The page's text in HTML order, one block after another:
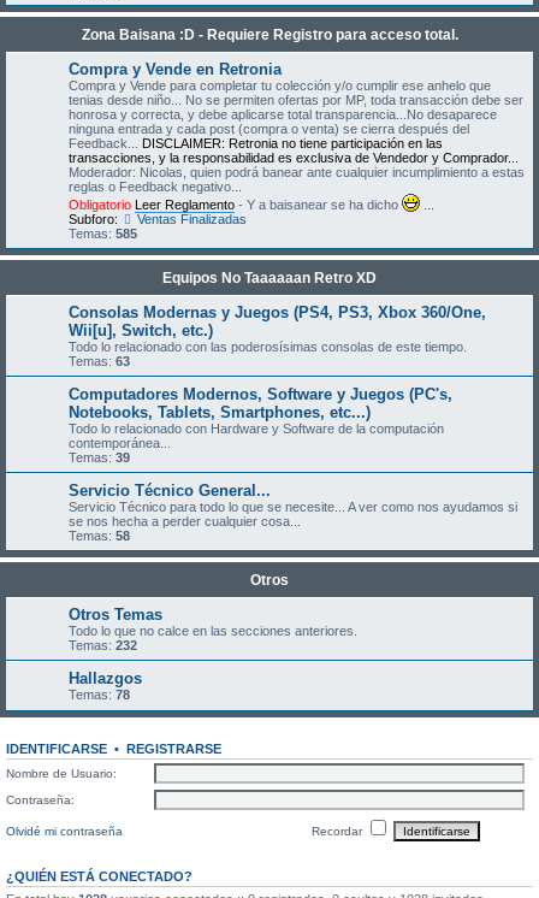
Zona Baisana :D - Requiere Registro para acceso total.
Compra y Vende en Retronia
Compra y Vende para completar tu colección y/o cumplir ese anhelo que
tenias desde niño... No se permiten ofertas por MP, toda transacción debe ser
honrosa y correcta, y debe aplicarse total transparencia...No desaparece
ninguna entrada y cada post (compra o venta) se cierra después del
Feedback... DISCLAIMER: Retronia no tiene participación en las
transacciones, y la responsabilidad es exclusiva de Vendedor y Comprador...
Moderador: Nicolas, quien podrá banear ante cualquier incumplimiento a estas
reglas o Feedback negativo...
Obligatorio Leer Reglamento - Y a baisanear se ha dicho
Subforo:
Ventas Finalizadas
Temas: 585
Equipos No Taaaaaan Retro XD
Consolas Modernas y Juegos (PS4, PS3, Xbox 360/One,
Wii[u], Switch, etc.)
Todo lo relacionado con las poderosísimas consolas de este tiempo.
Temas: 63
Computadores Modernos, Software y Juegos (PC's,
Notebooks, Tablets, Smartphones, etc...)
Todo lo relacionado con Hardware y Software de la computación
contemporánea...
Temas: 39
Servicio Técnico General...
Servicio Técnico para todo lo que se necesite... A ver como nos ayudamos si
se nos hecha a perder cualquier cosa...
Temas: 58
Otros
Otros Temas
Todo lo que no calce en las secciones anteriores.
Temas: 232
Hallazgos
Temas: 78
IDENTIFICARSE • REGISTRARSE
Nombre de Usuario:
Contraseña:
Olvidé mi contraseña Recordar
¿QUIÉN ESTÁ CONECTADO?